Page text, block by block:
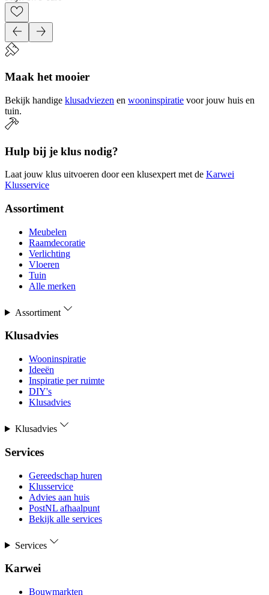
Maak het mooier
Bekijk handige klusadviezen en wooninspiratie voor jouw huis en
tuin.
Hulp bij je klus nodig?
Laat jouw klus uitvoeren door een klusexpert met de Karwei
Klusservice
Assortiment
Meubelen
Raamdecoratie
Verlichting
Vloeren
Tuin
Alle merken
Assortiment
Klusadvies
Wooninspiratie
Ideeën
Inspiratie per ruimte
DIY's
Klusadvies
Klusadvies
Services
Gereedschap huren
Klusservice
Advies aan huis
PostNL afhaalpunt
Bekijk alle services
Services
Karwei
Bouwmarkten